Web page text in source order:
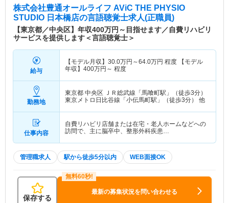
株式会社豊通オールライフ AViC THE PHYSIO
STUDIO 日本橋店の言語聴覚士求人(正職員)
【東京都／中央区】年収400万円～目指せます／自費リハビリ
サービスを提供します＜言語聴覚士＞
給与
【モデル月収】 30.0万円～64.0万円 程度 【モデル
年収】 400万円～ 程度
勤務地
東京都 中央区 ＪＲ総武線「馬喰町駅」（徒歩3分）
東京メトロ日比谷線「小伝馬町駅」（徒歩3分） 他
仕事内容
自費リハビリ店舗または在宅・老人ホームなどへの
訪問で、主に脳卒中、整形外科疾患…
管理職求人 駅から徒歩5分以内 WEB面接OK
保存する
最新の募集状況を問い合わせる